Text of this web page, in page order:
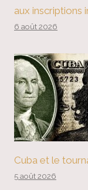
aux inscriptions
6 août 2026
Cuba et le
5 août 2026